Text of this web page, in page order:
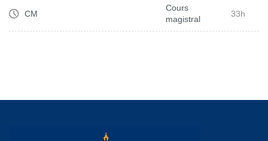
CM
Cours
magistral
33h